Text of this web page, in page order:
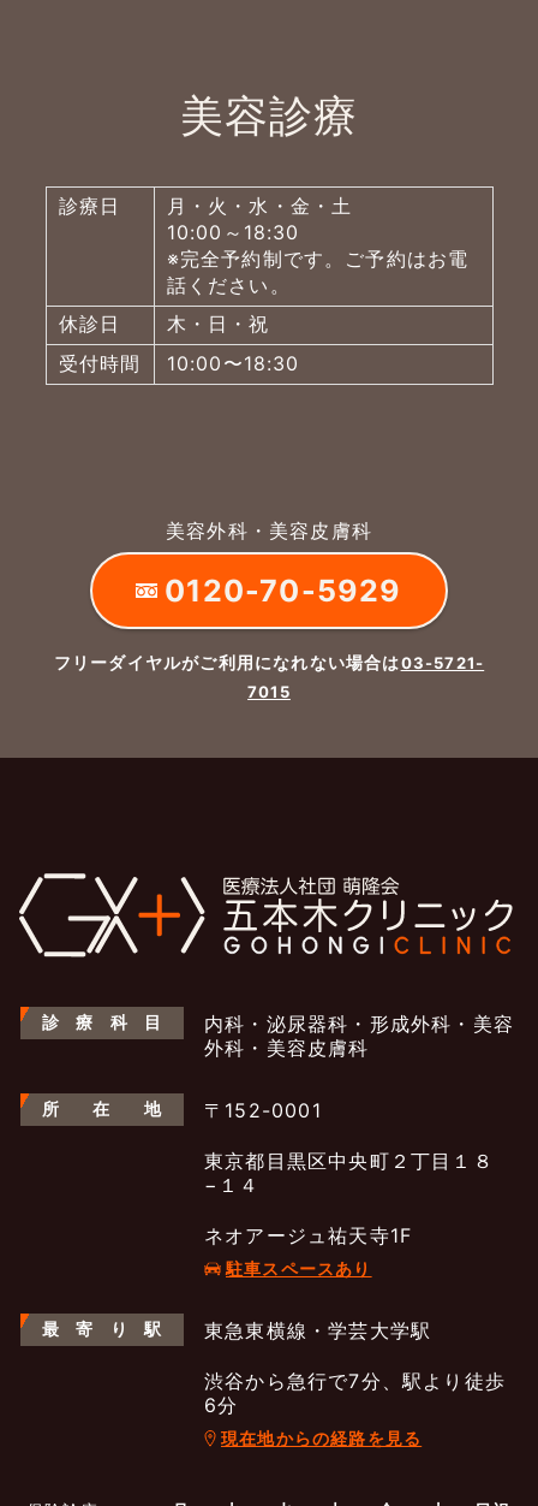
よくあるご質問
美容診療
診療日
月・火・水・金・土
10:00～18:30
※完全予約制です。ご予約はお電
話ください。
休診日
木・日・祝
受付時間
10:00〜18:30
美容外科・美容皮膚科
0120-70-5929
フリーダイヤルがご利用になれない場合は03-5721-
7015
診 療 科 目
内科・泌尿器科・形成外科・美容
外科・美容皮膚科
所 在 地 〒152-0001
東京都目黒区中央町２丁目１８
−１４
ネオアージュ祐天寺1F
駐車スペースあり
最 寄 り 駅 東急東横線・学芸大学駅
渋谷から急行で7分、駅より徒歩
6分
現在地からの経路を見る